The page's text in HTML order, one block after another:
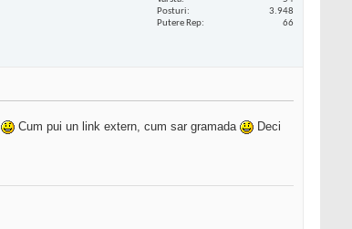
Posturi
3.948
Putere Rep
66
Cum pui un link extern, cum sar gramada
Deci